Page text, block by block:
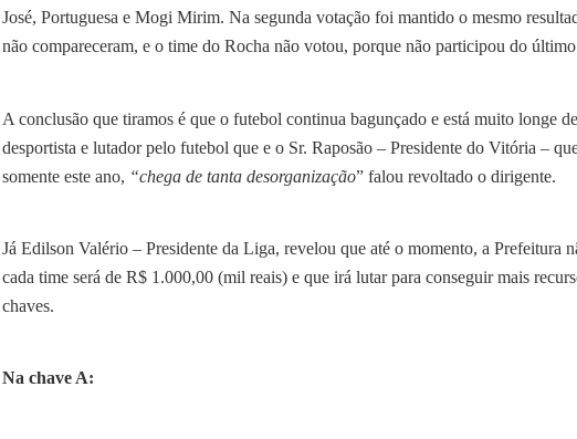
José, Portuguesa e Mogi Mirim. Na segunda votação foi mantido o mesmo
não compareceram, e o time do Rocha não votou, porque não participou do
A conclusão que tiramos é que o futebol continua bagunçado e está muito longe
desportista e lutador pelo futebol que e o Sr. Raposão – Presidente do Vitória –
somente este ano, “chega de tanta desorganização” falou revoltado o dirigente.
Já Edilson Valério – Presidente da Liga, revelou que até o momento, a Prefeitura
cada time será de R$ 1.000,00 (mil reais) e que irá lutar para conseguir mais
chaves.
Na chave A: